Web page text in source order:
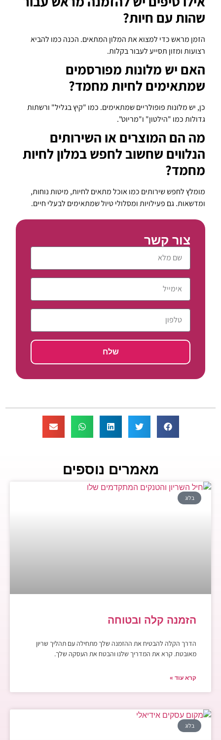
צור קשר
שלח
שהות עם חיות?
הזמן מראש כדי למצוא את המלון המתאים. הכנה כמו להביא
רצועות ומזון תסייע לעבור בקלות.
האם יש מלונות מפורסמים
שמתאימים לחיות מחמד?
כן, יש מלונות פופולריים שמתאימים. כמו "קיץ בגליל" ורשתות
גדולות כמו "הילטון" ו"מריוט".
מה הם המוצרים או השירותים
הנלווים שחשוב לחפש במלון לחיות
מחמד?
מומלץ לחפש שירותים כמו אוכל מתאים לחיות, מיטות נוחות,
ומדשאות. גם פעילויות ומסלולי טיול שמתאימים לבעלי חיים.
מאמרים נוספים
בלוג
הזמנה קלה ובטוחה
הדרך הקלה להבטיח את ההזמנה שלך מתחילה עם תהליך שריון
מאובטח. קרא את המדריך שלנו והבטח את העסקה שלך.
קרא עוד »
בלוג